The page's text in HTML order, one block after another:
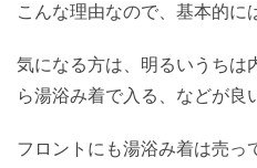
こんな理由なので、基本的に
気になる方は、明るいうちは
ら湯浴み着で入る、などが良
フロントにも湯浴み着は売っ